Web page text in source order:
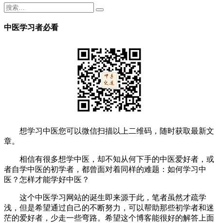
中医学习者必看
想学习中医您可以微信扫描以上二维码，随时获取最新文
章。
相信有很多想学中医，却不知从何下手的中医爱好者，或
者自学中医的初学者，都曾面对着同样的难题：如何学习中
医？怎样才能学好中医？
这个中医学习网站的诞生即来源于此，笔者虽然才疏学
浅，但是希望通过自己的不断努力，可以帮助那些初学者和迷
茫的爱好者，少走一些弯路。希望这个博客能很好的解答上面